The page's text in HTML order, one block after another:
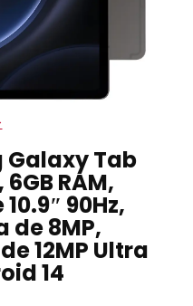
Galaxy Tab
6GB RAM,
90Hz,
de 8MP,
12MP Ultra
14